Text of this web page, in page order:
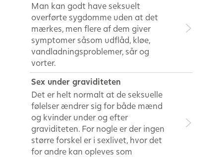
Man kan godt have seksuelt
overførte sygdomme uden at det
mærkes, men flere af dem giver
symptomer såsom udflåd, kløe,
vandladningsproblemer, sår og
vorter.
Sex under graviditeten
Det er helt normalt at de seksuelle
følelser ændrer sig for både mænd
og kvinder under og efter
graviditeten. For nogle er der ingen
større forskel er i sexlivet, hvor det
for andre kan opleves som